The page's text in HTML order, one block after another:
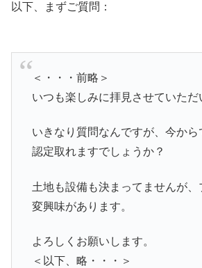
以下、まずご質問：
＜・・・前略＞
いつも楽しみに拝見させていただ
いきなり質問なんですが、今から
認定取れますでしょうか？
土地も設備も決まってませんが、
変興味があります。
よろしくお願いします。
＜以下、略・・・＞